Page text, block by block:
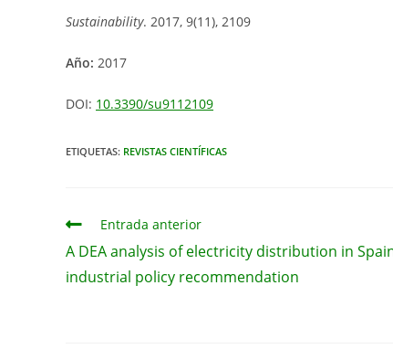
Sustainability. 2017, 9(11), 2109
Año: 2017
DOI: 10.3390/su9112109
ETIQUETAS: REVISTAS CIENTÍFICAS
Leer
artículos
Entrada anterior
A DEA analysis of electricity distribution in
industrial policy recommendation